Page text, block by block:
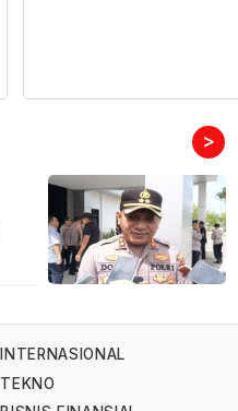
>
INTERNASIONAL
TEKNO